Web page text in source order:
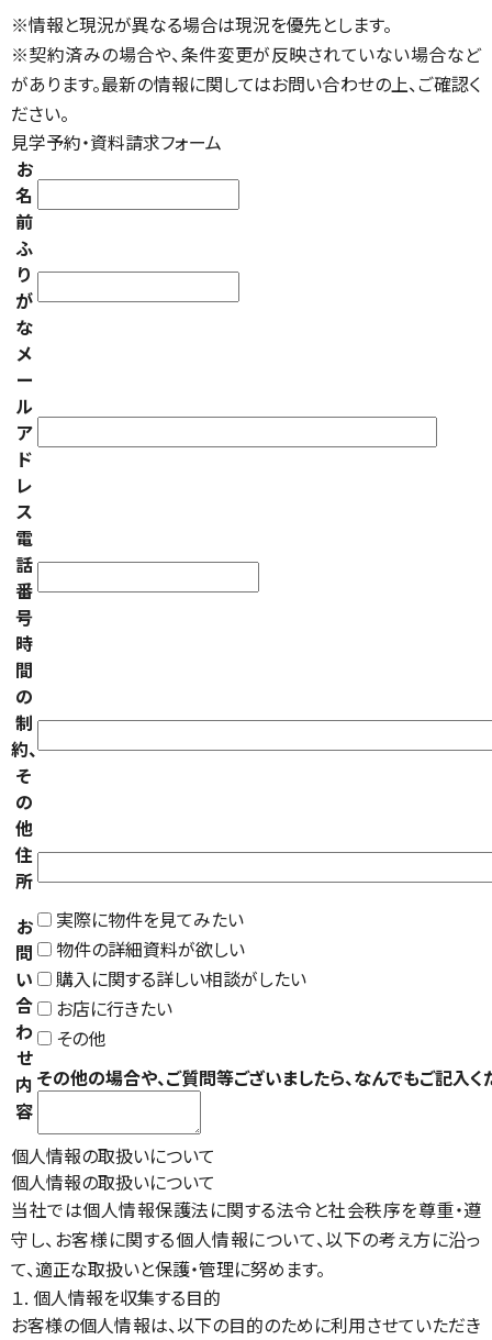
※情報と現況が異なる場合は現況を優先とします。
※契約済みの場合や、条件変更が反映されていない場合など
があります。最新の情報に関してはお問い合わせの上、ご確認く
ださい。
見学予約・資料請求フォーム
お
名
前
ふ
り
が
な
メ
ー
ル
ア
ド
レ
ス
電
話
番
号
時
間
の
制
約、
そ
の
他
住
所
お
問
い
合
わ
せ
内
容
実際に物件を見てみたい
物件の詳細資料が欲しい
購入に関する詳しい相談がしたい
お店に行きたい
その他
その他の場合や、ご質問等ございましたら、なんでもご記入く
個人情報の取扱いについて
個人情報の取扱いについて
当社では個人情報保護法に関する法令と社会秩序を尊重・遵
守し、お客様に関する個人情報について、以下の考え方に沿っ
て、適正な取扱いと保護・管理に努めます。
１. 個人情報を収集する目的
お客様の個人情報は、以下の目的のために利用させていただき